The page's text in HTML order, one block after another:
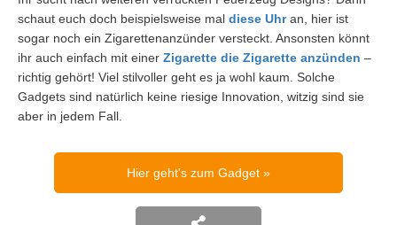
schaut euch doch beispielsweise mal diese Uhran, hier ist
sogar noch ein Zigarettenanzünder versteckt. Ansonsten könnt
ihr auch einfach mit einer Zigarette die Zigarette anzünden –
richtig gehört! Viel stilvoller geht es ja wohl kaum. Solche
Gadgets sind natürlich keine riesige Innovation, witzig sind sie
aber in jedem Fall.
Hier geht's zum Gadget